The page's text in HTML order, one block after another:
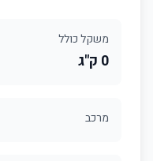
משקל כולל
0 ק"ג
מרכב